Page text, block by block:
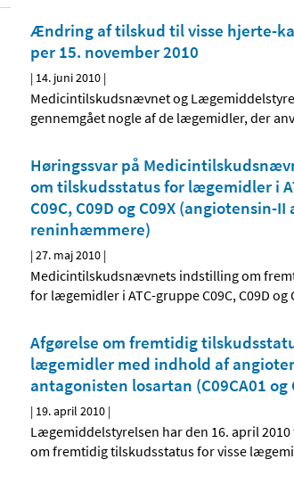
Ændring af tilskud til visse hjerte-
per 15. november 2010
| 14. juni 2010 |
Medicintilskudsnævnet og
gennemgået nogle af de lægemidler, der
Høringssvar på
om tilskudsstatus for lægemidler i
C09C, C09D og C09X (angiotensin-
reninhæmmere)
|27. maj 2010 |
Medicintilskudsnævnets indstilling om
for lægemidler i ATC-gruppe C09C, C09D og
Afgørelse om fremtidig
lægemidler med indhold af
antagonisten losartan (C09CA01 og
| 19. april 2010 |
Lægemiddelstyrelsen har den 16. april
om fremtidig tilskudsstatus for visse